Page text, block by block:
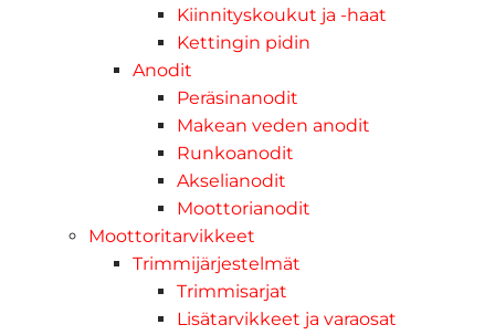
Kiinnityskoukut ja -haat
Kettingin pidin
Anodit
Peräsinanodit
Makean veden anodit
Runkoanodit
Akselianodit
Moottorianodit
Moottoritarvikkeet
Trimmijärjestelmät
Trimmisarjat
Lisätarvikkeet ja varaosat